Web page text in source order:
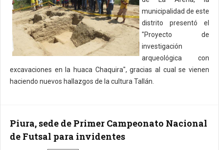
municipalidad de este
distrito presentó el
"Proyecto de
investigación
arqueológica con
excavaciones en la huaca Chaquira", gracias al cual se vienen
haciendo nuevos hallazgos de la cultura Tallán.
Piura, sede de Primer Campeonato Nacional
de Futsal para invidentes